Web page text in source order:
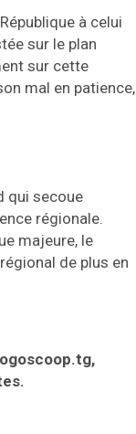
à celui
sur le plan
sur cette
mal en patience,
qui secoue
régionale.
majeure, le
de plus en